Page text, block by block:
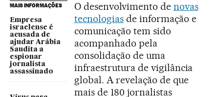
MAIS INFORMAÇÕES
Empresa
israelense é
acusada de
ajudar Arábia
Saudita a
espionar
jornalista
assassinado
O desenvolvimento de novas
tecnologiasde informação e
comunicação tem sido
acompanhado pela
consolidação de uma
infraestrutura de vigilância
global. A revelação de que
mais de 180 jornalistas